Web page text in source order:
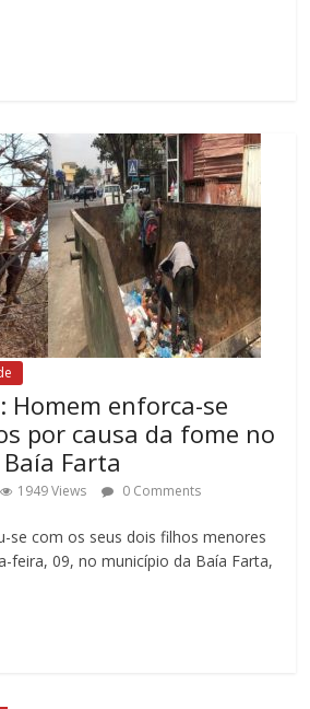
Homem enforca-se
por causa da fome no
Farta
1949 Views 0 Comments
se com os seus dois filhos menores
feira, 09, no município da Baía Farta,